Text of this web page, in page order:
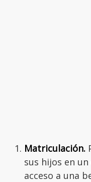
Matriculación.
sus hijos en
acceso a una